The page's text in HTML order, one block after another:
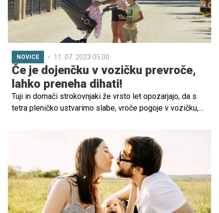
NOVICE 11. 07. 2023 05.00
Če je dojenčku v vozičku prevroče,
lahko preneha dihati!
Tuji in domači strokovnjaki že vrsto let opozarjajo, da s
tetra pleničko ustvarimo slabe, vroče pogoje v vozičku,
podobne tistim v zaprtem, vročem avtomobilu, zato
bodite skrajno previdni.